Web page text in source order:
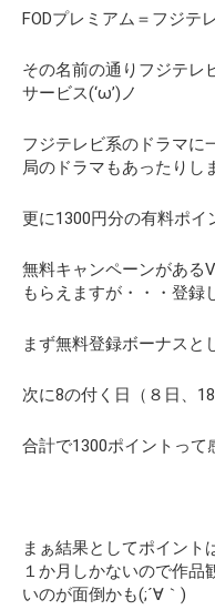
FODプレミアム＝フジテ
その名前の通りフジテレ
サービス(‘ω’)ノ
フジテレビ系のドラマに
局のドラマもあったりし
更に1300円分の有料ポ
無料キャンペーンがある
もらえますが・・・登録
まず無料登録ボーナスと
次に8の付く日（８日、
合計で1300ポイントって
まぁ結果としてポイント
１か月しかないので作品
いのが面倒かも(;´∀｀)